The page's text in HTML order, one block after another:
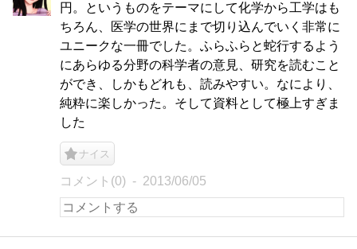
円。というものをテーマにして化学から工学はも
ちろん、医学の世界にまで切り込んでいく非常に
ユニークな一冊でした。ふらふらと蛇行するよう
にあらゆる分野の科学者の意見、研究を読むこと
ができ、しかもどれも、読みやすい。なにより、
純粋に楽しかった。そして資料として極上すぎま
した
ナイス
コメント(0) 2013/06/05